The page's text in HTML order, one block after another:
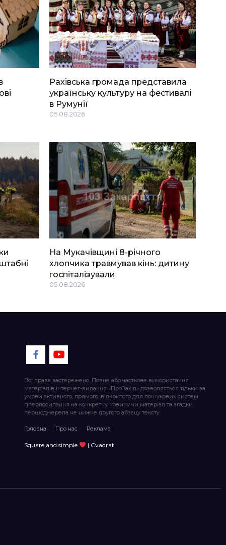
Рахівська громада представила
українську культуру на фестивалі
в Румунії
05.08.2026
На Мукачівщині 8-річного
хлопчика травмував кінь: дитину
госпіталізували
05.08.2026
Всі права застережено. Повне або часткове використання
матеріалів інтернет-видання «ПроЗахід» дозволяється тільки за
умови активного, прямого, відкритого для пошукових систем
гіперпосилання на конкретну новину чи матеріал та згадки
першоджерела не нижче другого абзацу тексту.
Головна Про нас Реклама
Square and simple | Cvadrat